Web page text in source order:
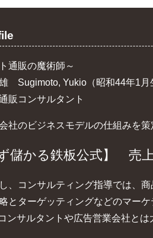
ト通販の魔術師～
Sugimoto, Yukio（昭和44年1月
販コンサルタント
社のビジネスモデルの仕組みを策
ず儲かる鉄板公式】 売
、コンサルティング指導では、
とターゲッティングなどのマー
ンサルタントや広告営業会社とは